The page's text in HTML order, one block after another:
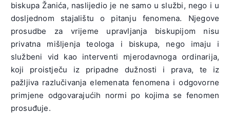
biskupa Žanića, naslijedio je ne samo u službi, nego i u
dosljednom stajalištu o pitanju fenomena. Njegove
prosudbe za vrijeme upravljanja biskupijom nisu
privatna mišljenja teologa i biskupa, nego imaju i
službeni vid kao interventi mjerodavnoga ordinarija,
koji proistječu iz pripadne dužnosti i prava, te iz
pažljiva razlučivanja elemenata fenomena i odgovorne
primjene odgovarajućih normi po kojima se fenomen
prosuđuje.